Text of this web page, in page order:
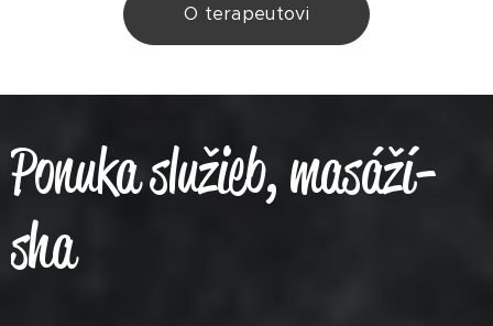
O terapeutovi
Ponuka služieb, masáží-
sha